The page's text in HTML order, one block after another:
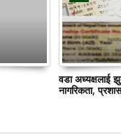
वडा अध्यक्षलाई
नागरिकता,